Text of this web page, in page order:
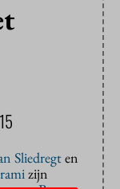
Sliedregten
zijn